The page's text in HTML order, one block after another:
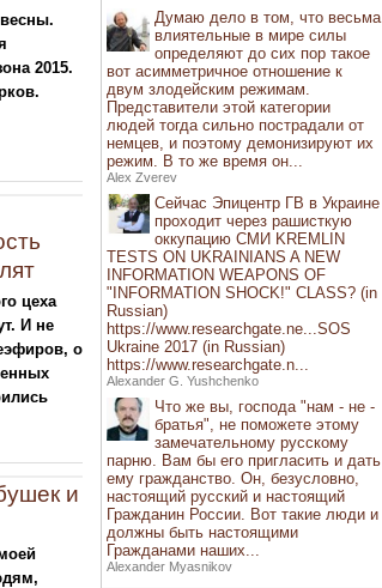
2015.
цеха
И не
о
и
Думаю дело в том, что весьма
влиятельные в мире силы
определяют до сих пор такое
вот асимметричное отношение к
двум злодейским режимам.
Представители этой категории
людей тогда сильно пострадали от
немцев, и поэтому демонизируют их
режим. В то же время он...
Alex Zverev
Сейчас Эпицентр ГВ в Украине
проходит через рашисткую
оккупацию СМИ KREMLIN
TESTS ON UKRAINIANS A NEW
INFORMATION WEAPONS OF
"INFORMATION SHOCK!" CLASS? (in
Russian)
https://www.researchgate.ne...SOS
Ukraine 2017 (in Russian)
https://www.researchgate.n...
Alexander G. Yushchenko
Что же вы, господа "нам - не -
братья", не поможете этому
замечательному русскому
парню. Вам бы его пригласить и дать
ему гражданство. Он, безусловно,
настоящий русский и настоящий
Гражданин России. Вот такие люди и
должны быть настоящими
Гражданами наших...
Alexander Myasnikov